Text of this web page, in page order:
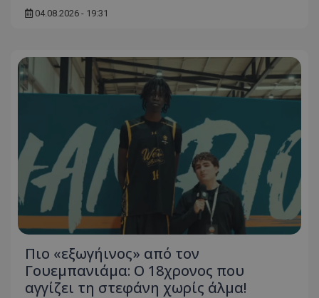
04.08.2026 - 19:31
Πιο «εξωγήινος» από τον
Γουεμπανιάμα: Ο 18χρονος που
αγγίζει τη στεφάνη χωρίς άλμα!